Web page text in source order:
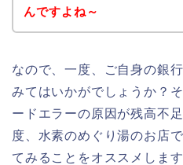
んですよね～
なので、一度、ご自身の銀
みてはいかがでしょうか？
ードエラーの原因が残高不
度、水素のめぐり湯のお店
てみることをオススメします